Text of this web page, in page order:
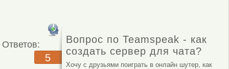
Ответов:
5
Вопрос по Teamspeak - как
создать сервер для чата?
Хочу с друзьями поиграть в онлайн шутер, как